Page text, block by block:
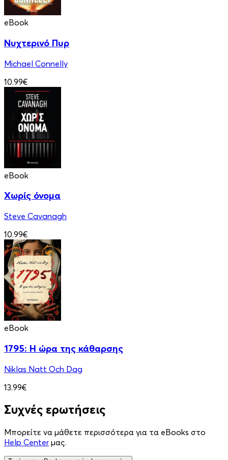
eBook
Νυχτερινό Πυρ
Michael Connelly
10.99€
eBook
Χωρίς όνομα
Steve Cavanagh
10.99€
eBook
1795: Η ώρα της κάθαρσης
Niklas Natt Och Dag
13.99€
Συχνές ερωτήσεις
Μπορείτε να μάθετε περισσότερα για τα eBooks στο
Help Center μας.